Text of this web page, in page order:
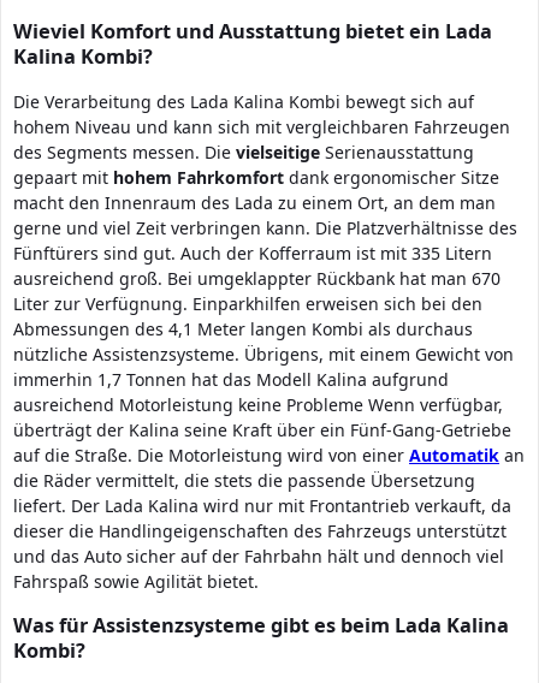
Wieviel Komfort und Ausstattung bietet ein Lada
Kalina Kombi?
Die Verarbeitung des Lada Kalina Kombi bewegt sich auf
hohem Niveau und kann sich mit vergleichbaren Fahrzeugen
des Segments messen. Die vielseitige Serienausstattung
gepaart mit hohem Fahrkomfort dank ergonomischer Sitze
macht den Innenraum des Lada zu einem Ort, an dem man
gerne und viel Zeit verbringen kann. Die Platzverhältnisse des
Fünftürers sind gut. Auch der Kofferraum ist mit 335 Litern
ausreichend groß. Bei umgeklappter Rückbank hat man 670
Liter zur Verfügnung. Einparkhilfen erweisen sich bei den
Abmessungen des 4,1 Meter langen Kombi als durchaus
nützliche Assistenzsysteme. Übrigens, mit einem Gewicht von
immerhin 1,7 Tonnen hat das Modell Kalina aufgrund
ausreichend Motorleistung keine Probleme Wenn verfügbar,
überträgt der Kalina seine Kraft über ein Fünf-Gang-Getriebe
auf die Straße. Die Motorleistung wird von einer Automatik an
die Räder vermittelt, die stets die passende Übersetzung
liefert. Der Lada Kalina wird nur mit Frontantrieb verkauft, da
dieser die Handlingeigenschaften des Fahrzeugs unterstützt
und das Auto sicher auf der Fahrbahn hält und dennoch viel
Fahrspaß sowie Agilität bietet.
Was für Assistenzsysteme gibt es beim Lada Kalina
Kombi?